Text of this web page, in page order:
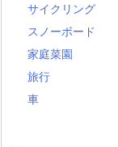
サイクリング
スノーボード
家庭菜園
旅行
車